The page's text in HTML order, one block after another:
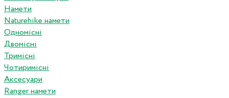
Намети
Naturehike намети
Одномісні
Двомісні
Тримісні
Чотиримісні
Аксесуари
Ranger намети